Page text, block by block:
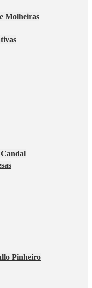
Molheiras
Pinheiro